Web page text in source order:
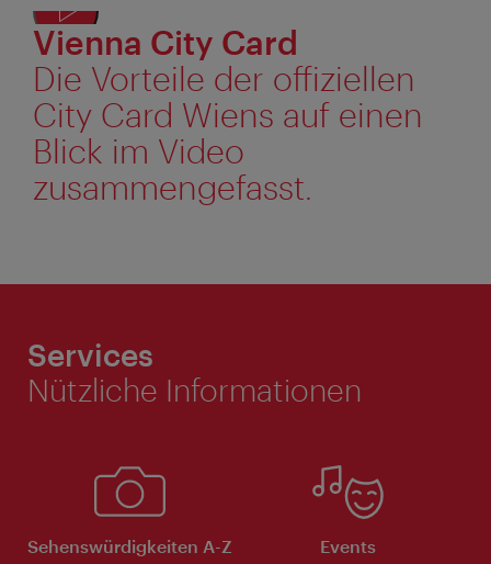
Vienna City Card
Die Vorteile der offiziellen
City Card Wiens auf einen
Blick im Video
zusammengefasst.
Services
Nützliche Informationen
Sehenswürdigkeiten A-Z Events